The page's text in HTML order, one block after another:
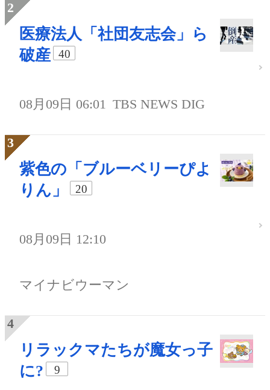
医療法人「社団友志会」ら
破産
40
08月09日 06:01 TBS NEWS DIG
紫色の「ブルーベリーぴよ
りん」
20
08月09日 12:10
マイナビウーマン
リラックマたちが魔女っ子
に?
9